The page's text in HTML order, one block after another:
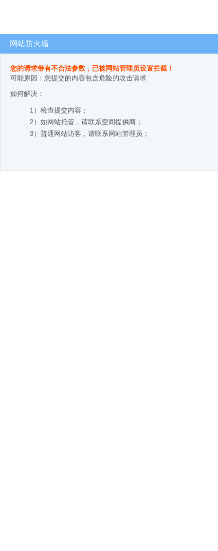
网站防火墙
您的请求带有不合法参数，已被网站管理员设置拦截！
可能原因：您提交的内容包含危险的攻击请求
如何解决：
1）检查提交内容；
2）如网站托管，请联系空间提供商；
3）普通网站访客，请联系网站管理员；